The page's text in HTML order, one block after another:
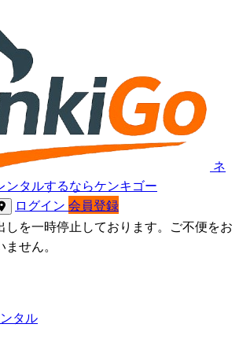
ネ
ンタルするならケンキゴー
ログイン 会員登録
しを一時停止しております。ご不便をお
せん。
タル